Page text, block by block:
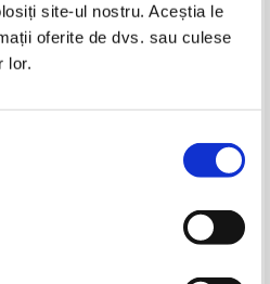
site-ul nostru. Aceștia le
oferite de dvs. sau culese
lor.
Pret:18,00Lei 10,80 Lei
Adaugă în coș